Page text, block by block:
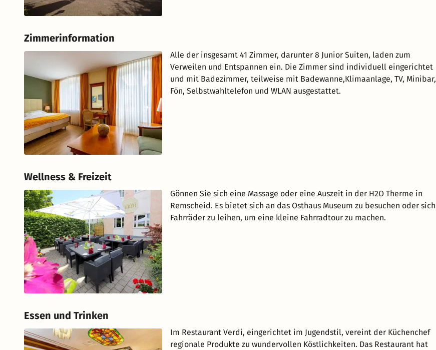
Zimmerinformation
Alle der insgesamt 41 Zimmer, darunter 8 Junior Suiten, laden zum
Verweilen und Entspannen ein. Die Zimmer sind individuell eingerichtet
und mit Badezimmer, teilweise mit Badewanne,Klimaanlage, TV, Minibar,
Fön, Selbstwahltelefon und WLAN ausgestattet.
Wellness & Freizeit
Gönnen Sie sich eine Massage oder eine Auszeit in der H2O Therme in
Remscheid. Es bietet sich an das Osthaus Museum zu besuchen oder sich
Fahrräder zu leihen, um eine kleine Fahrradtour zu machen.
Essen und Trinken
Im Restaurant Verdi, eingerichtet im Jugendstil, vereint der Küchenchef
regionale Produkte zu wundervollen Köstlichkeiten. Das Restaurant hat